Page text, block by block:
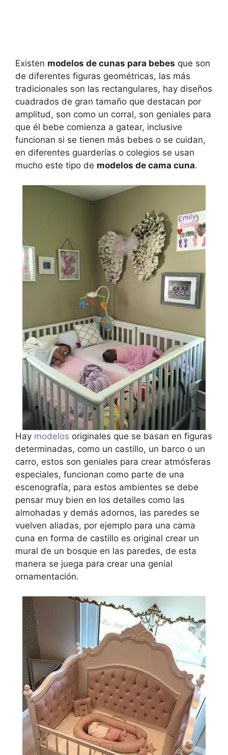
Existen modelos de cunas para bebes que son
de diferentes figuras geométricas, las más
tradicionales son las rectangulares, hay diseños
cuadrados de gran tamaño que destacan por
amplitud, son como un corral, son geniales para
que él bebe comienza a gatear, inclusive
funcionan si se tienen más bebes o se cuidan,
en diferentes guarderías o colegios se usan
mucho este tipo de modelos de cama cuna.
Hay modelos originales que se basan en figuras
determinadas, como un castillo, un barco o un
carro, estos son geniales para crear atmósferas
especiales, funcionan como parte de una
escenografía, para estos ambientes se debe
pensar muy bien en los detalles como las
almohadas y demás adornos, las paredes se
vuelven aliadas, por ejemplo para una cama
cuna en forma de castillo es original crear un
mural de un bosque en las paredes, de esta
manera se juega para crear una genial
ornamentación.